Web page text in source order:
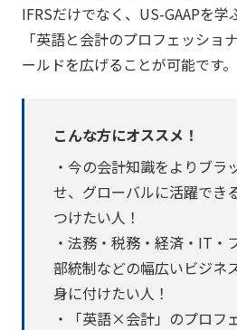
IFRSだけでなく、US-GAAPを学
「英語と会計のプロフェッショ
ールドを広げることが可能です。
こんな方にオススメ！
・今の会計知識をよりブラ
せ、グローバルに活躍でき
つけたい人！
・法務・税務・経済・IT・
部統制などの幅広いビジネ
身に付けたい人！
・「英語×会計」のプロフ